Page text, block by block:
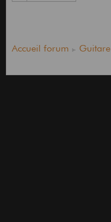
Accueil forum Guitare